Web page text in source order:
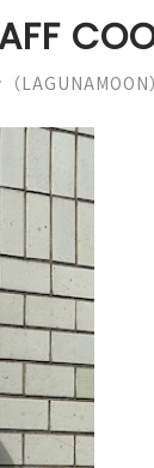
LAGUNAMOON